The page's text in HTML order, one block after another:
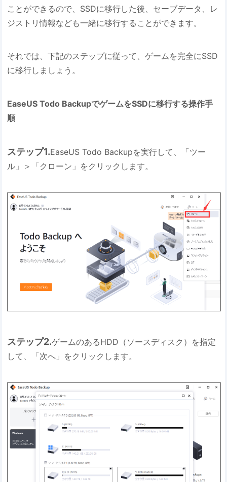
ことができるので、SSDに移行した後、セーブデータ、レ
ジストリ情報なども一緒に移行することができます。
それでは、下記のステップに従って、ゲームを完全にSSD
に移行しましょう。
EaseUS Todo BackupでゲームをSSDに移行する操作手
順
ステップ1.EaseUS Todo Backupを実行して、「ツー
ル」＞「クローン」をクリックします。
ステップ2.ゲームのあるHDD（ソースディスク）を指定
して、「次へ」をクリックします。